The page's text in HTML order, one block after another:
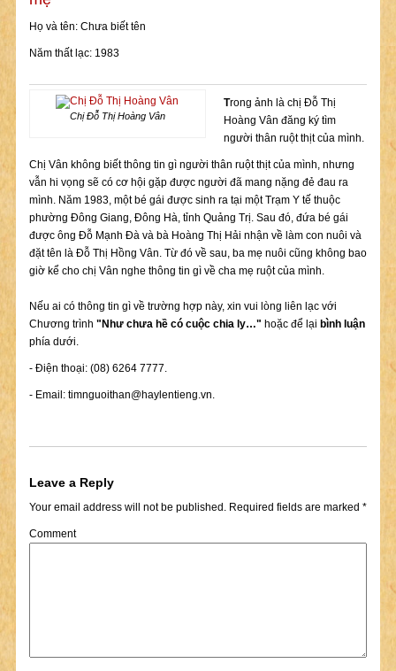
Họ và tên: Chưa biết tên
Năm thất lạc: 1983
Chị Đỗ Thị Hoàng Vân
Trong ảnh là chị Đỗ Thị
Hoàng Vân đăng ký tìm
người thân ruột thịt của mình.
Chị Vân không biết thông tin gì người thân ruột thịt của mình, nhưng
vẫn hi vọng sẽ có cơ hội gặp được người đã mang nặng đẻ đau ra
mình. Năm 1983, một bé gái được sinh ra tại một Trạm Y tế thuộc
phường Đông Giang, Đông Hà, tỉnh Quảng Trị. Sau đó, đứa bé gái
được ông Đỗ Mạnh Đà và bà Hoàng Thị Hải nhận về làm con nuôi và
đặt tên là Đỗ Thị Hồng Vân. Từ đó về sau, ba mẹ nuôi cũng không bao
giờ kể cho chị Vân nghe thông tin gì về cha mẹ ruột của mình.
Nếu ai có thông tin gì về trường hợp này, xin vui lòng liên lạc với
Chương trình "Như chưa hề có cuộc chia ly…" hoặc để lại bình luận
phía dưới.
- Điện thoại: (08) 6264 7777.
- Email: timnguoithan@haylentieng.vn.
Leave a Reply
Your email address will not be published.Required fields are marked *
Comment